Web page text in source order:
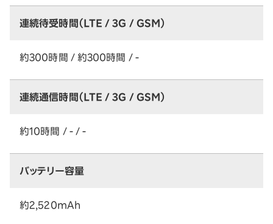
連続待受時間（LTE / 3G / GSM）
約300時間 / 約300時間 / -
連続通信時間（LTE / 3G / GSM）
約10時間 / - / -
バッテリー容量
約2,520mAh